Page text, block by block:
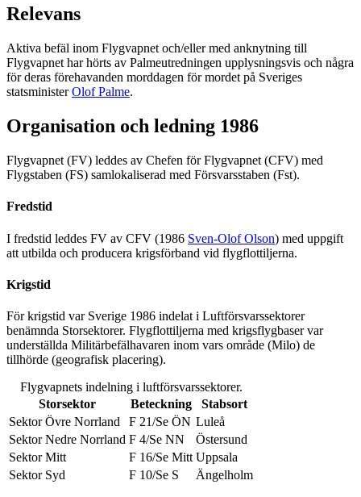
Relevans
Aktiva befäl inom Flygvapnet och/eller med anknytning till
Flygvapnet har hörts av Palmeutredningen upplysningsvis och några
för deras förehavanden morddagen för mordet på Sveriges
statsministerOlof Palme.
Organisation och ledning 1986
Flygvapnet (FV) leddes av Chefen för Flygvapnet (CFV) med
Flygstaben (FS) samlokaliserad med Försvarsstaben (Fst).
Fredstid
I fredstid leddes FV av CFV (1986 Sven-Olof Olson) med uppgift
att utbilda och producera krigsförband vid flygflottiljerna.
Krigstid
För krigstid var Sverige 1986 indelat i Luftförsvarssektorer
benämnda Storsektorer. Flygflottiljerna med krigsflygbaser var
underställda Militärbefälhavaren inom vars område (Milo) de
tillhörde (geografisk placering).
Flygvapnets indelning i luftförsvarssektorer.
Storsektor
Beteckning
Stabsort
Sektor Övre Norrland
F 21/Se ÖN Luleå
Sektor Nedre Norrland F 4/Se NN
Östersund
Sektor Mitt
F 16/Se Mitt Uppsala
Sektor Syd
F 10/Se S Ängelholm